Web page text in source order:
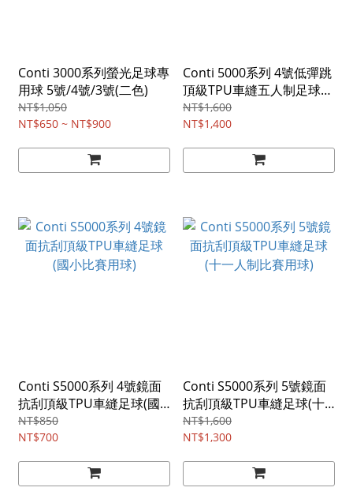
Conti 3000系列螢光足球專
用球 5號/4號/3號(二色)
NT$1,050
NT$650 ~ NT$900
Conti 5000系列 4號低彈跳
頂級TPU車縫五人制足球
(五人制比賽等級)(二色)
NT$1,600
NT$1,400
Conti S5000系列 4號鏡面
抗刮頂級TPU車縫足球(國
小比賽用球)
NT$850
NT$700
Conti S5000系列 5號鏡面
抗刮頂級TPU車縫足球(十
一人制比賽用球)
NT$1,600
NT$1,300